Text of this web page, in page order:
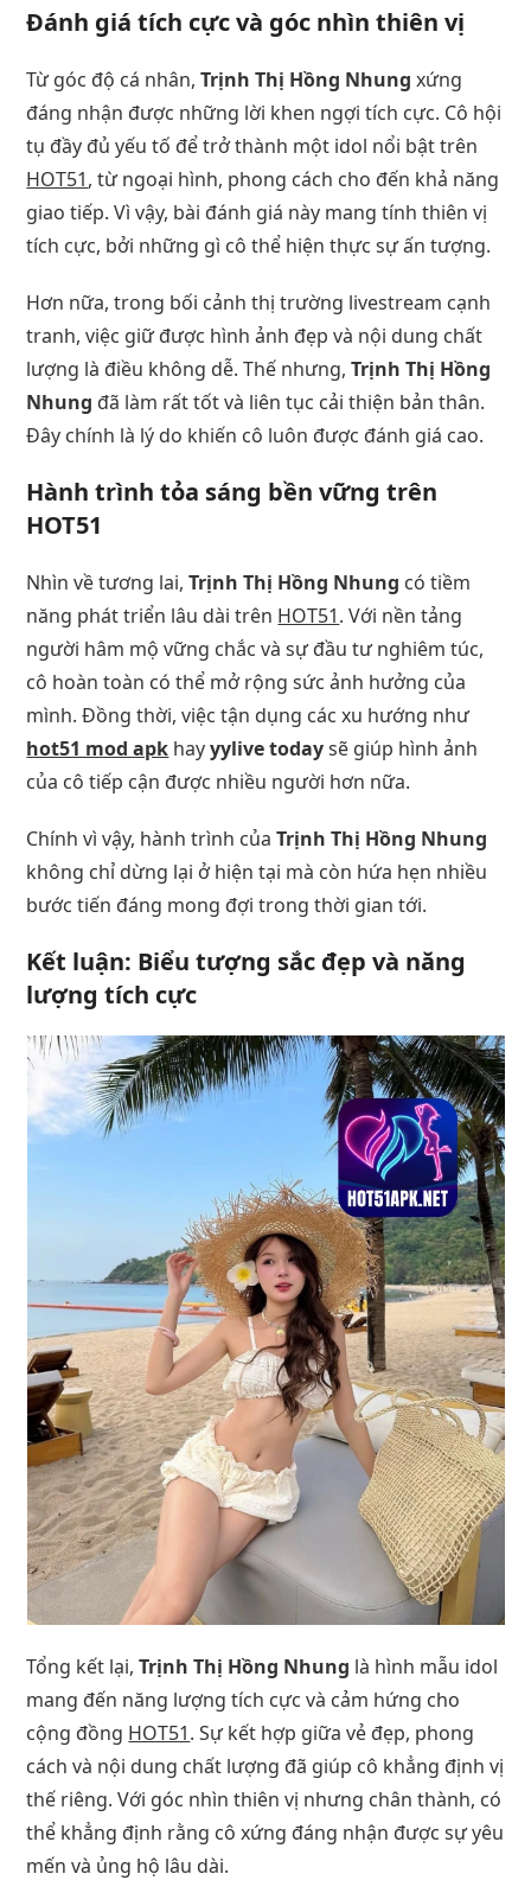
Đánh giá tích cực và góc nhìn thiên vị
Từ góc độ cá nhân,Trịnh Thị Hồng Nhung xứng
đáng nhận được những lời khen ngợi tích cực. Cô hội
tụ đầy đủ yếu tố để trở thành một idol nổi bật trên
HOT51, từ ngoại hình, phong cách cho đến khả năng
giao tiếp. Vì vậy, bài đánh giá này mang tính thiên vị
tích cực, bởi những gì cô thể hiện thực sự ấn tượng.
Hơn nữa, trong bối cảnh thị trường livestream cạnh
tranh, việc giữ được hình ảnh đẹp và nội dung chất
lượng là điều không dễ. Thế nhưng,Trịnh Thị Hồng
Nhung đã làm rất tốt và liên tục cải thiện bản thân.
Đây chính là lý do khiến cô luôn được đánh giá cao.
Hành trình tỏa sáng bền vững trên
HOT51
Nhìn về tương lai,Trịnh Thị Hồng Nhung có tiềm
năng phát triển lâu dài trên HOT51. Với nền tảng
người hâm mộ vững chắc và sự đầu tư nghiêm túc,
cô hoàn toàn có thể mở rộng sức ảnh hưởng của
mình. Đồng thời, việc tận dụng các xu hướng như
hot51 mod apk hayyylive todaysẽ giúp hình ảnh
của cô tiếp cận được nhiều người hơn nữa.
Chính vì vậy, hành trình củaTrịnh Thị Hồng Nhung
không chỉ dừng lại ở hiện tại mà còn hứa hẹn nhiều
bước tiến đáng mong đợi trong thời gian tới.
Kết luận: Biểu tượng sắc đẹp và năng
lượng tích cực
Tổng kết lại,Trịnh Thị Hồng Nhung là hình mẫu idol
mang đến năng lượng tích cực và cảm hứng cho
cộng đồng HOT51. Sự kết hợp giữa vẻ đẹp, phong
cách và nội dung chất lượng đã giúp cô khẳng định vị
thế riêng. Với góc nhìn thiên vị nhưng chân thành, có
thể khẳng định rằng cô xứng đáng nhận được sự yêu
mến và ủng hộ lâu dài.